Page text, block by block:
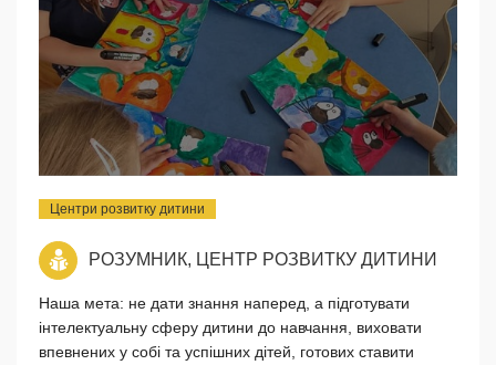
Центри розвитку дитини
РОЗУМНИК, ЦЕНТР РОЗВИТКУ ДИТИНИ
Наша мета: не дати знання наперед, а підготувати
інтелектуальну сферу дитини до навчання, виховати
впевнених у собі та успішних дітей, готових ставити